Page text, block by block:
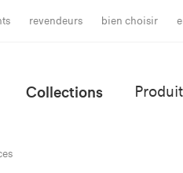
revendeurs bien choisir
Collections